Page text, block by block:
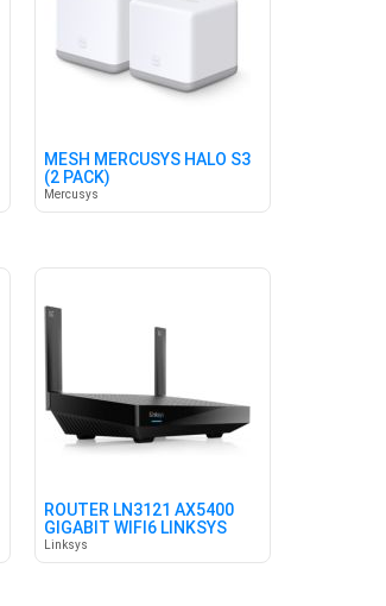
MESH MERCUSYS HALO S3
(2 PACK)
Mercusys
ROUTER LN3121 AX5400
GIGABIT WIFI6 LINKSYS
Linksys